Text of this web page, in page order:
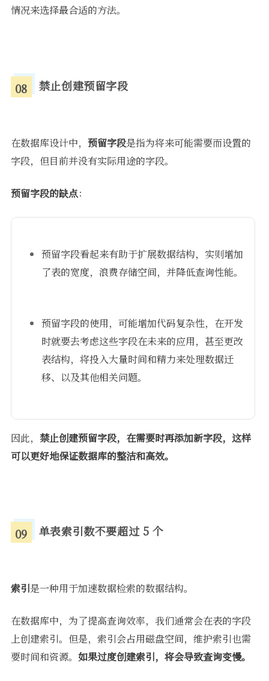
情况来选择最合适的方法。
08 禁止创建预留字段
在数据库设计中， 预留字段是指为将来可能需要而设置的
字段，但目前并没有实际用途的字段。
预留字段的缺点：
预留字段看起来有助于扩展数据结构，实则增加
了表的宽度，浪费存储空间，并降低查询性能。
预留字段的使用，可能增加代码复杂性，在开发
时就要去考虑这些字段在未来的应用，甚至更改
表结构，将投入大量时间和精力来处理数据迁
移、以及其他相关问题。
因此， 禁止创建预留字段，在需要时再添加新字段，这样
可以更好地保证数据库的整洁和高效。
09 单表索引数不要超过 5 个
索引是一种用于加速数据检索的数据结构。
在数据库中，为了提高查询效率，我们通常会在表的字段
上创建索引。但是，索引会占用磁盘空间，维护索引也需
要时间和资源。 如果过度创建索引，将会导致查询变慢。